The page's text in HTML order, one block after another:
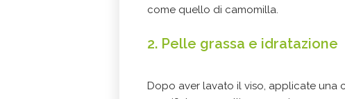
come quello di camomilla.
2. Pelle grassa e idratazione
Dopo aver lavato il viso, applicate una